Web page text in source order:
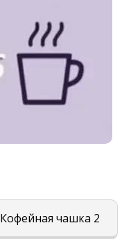
Кофейная чашка 2